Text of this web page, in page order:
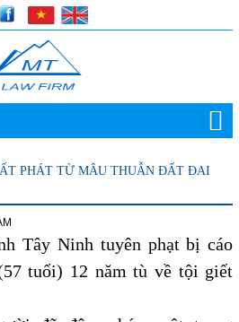
PHÁT TỪ MÂU THUẪN ĐẤT ĐAI
Tây Ninh tuyên phạt bị cáo
tuổi) 12 năm tù về tội giết